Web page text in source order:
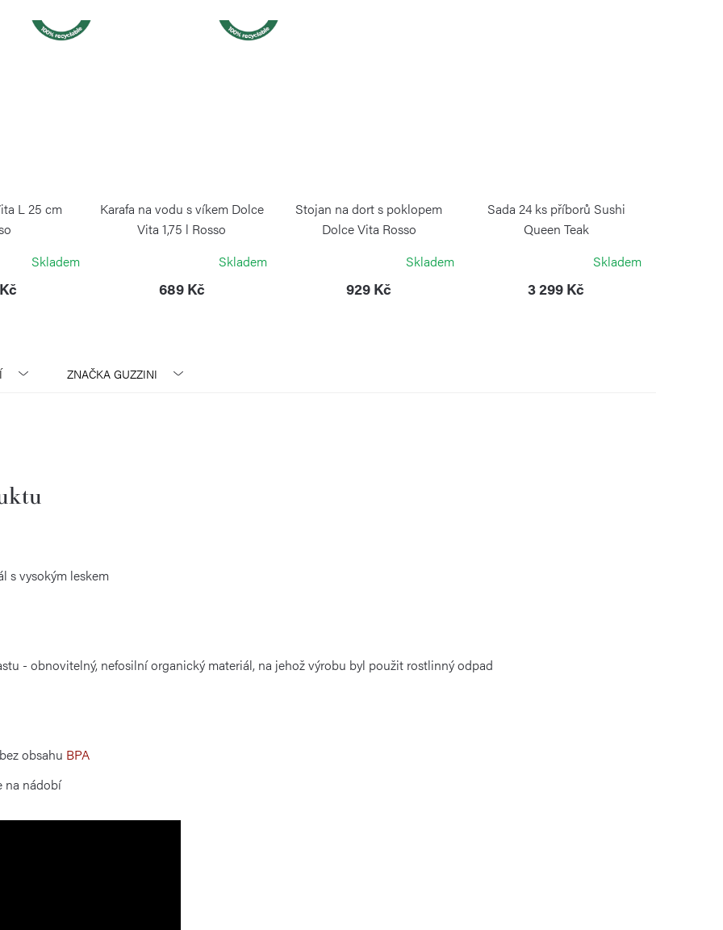
L 25 cm
Skladem
Karafa na vodu s víkem Dolce
Vita 1,75 l Rosso
Skladem
689 Kč
Stojan na dort s poklopem
Dolce Vita Rosso
Skladem
929 Kč
Sada 24 ks příborů Sushi
Queen Teak
Skladem
3 299 Kč
ZNAČKA GUZZINI
s vysokým leskem
- obnovitelný, nefosilní organický materiál, na jehož výrobu byl použit rostlinný odpad
obsahu BPA
na nádobí